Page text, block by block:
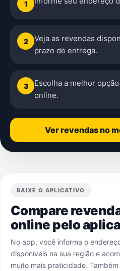
1
2
Veja as revendas
prazo de entrega.
3
Escolha a melhor
online.
Ver revendas no
BAIXE O APLICATIVO
Compare
online pelo
No app, você informa o
disponíveis na sua região e
muito mais praticidade.